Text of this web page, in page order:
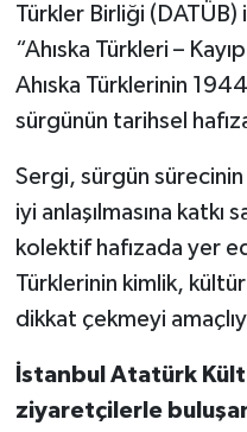
Türkler Birliği (DATÜB)
“Ahıska Türkleri –
Ahıska Türklerinin 1944
sürgünün tarihsel
Sergi, sürgün
iyi anlaşılmasına katkı
kolektif hafızada yer
Türklerinin kimlik,
dikkat çekmeyi
İstanbul Atatürk
ziyaretçilerle